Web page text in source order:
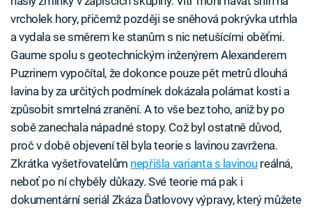
vrcholek hory, přičemž později se sněhová pokrývka utrhla
a vydala se směrem ke stanům s nic netušícími oběťmi.
Gaume spolu s geotechnickým inženýrem Alexanderem
Puzrinem vypočítal, že dokonce pouze pět metrů dlouhá
lavina by za určitých podmínek dokázala polámat kosti a
způsobit smrtelná zranění. A to vše bez toho, aniž by po
sobě zanechala nápadné stopy. Což byl ostatně důvod,
proč v době objevení těl byla teorie s lavinou zavržena.
Zkrátka vyšetřovatelům nepřišla varianta s lavinoureálná,
neboť po ní chyběly důkazy. Své teorie má pak i
dokumentární seriál Zkáza Ďatlovovy výpravy, který můžete